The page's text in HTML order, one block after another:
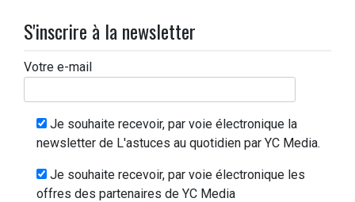
S'inscrire à la newsletter
Votre e-mail
Je souhaite recevoir, par voie électronique la
newsletter de L'astuces au quotidien par YC Media.
Je souhaite recevoir, par voie électronique les
offres des partenaires de YC Media